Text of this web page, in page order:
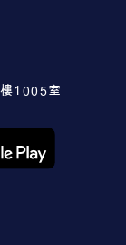
1005室